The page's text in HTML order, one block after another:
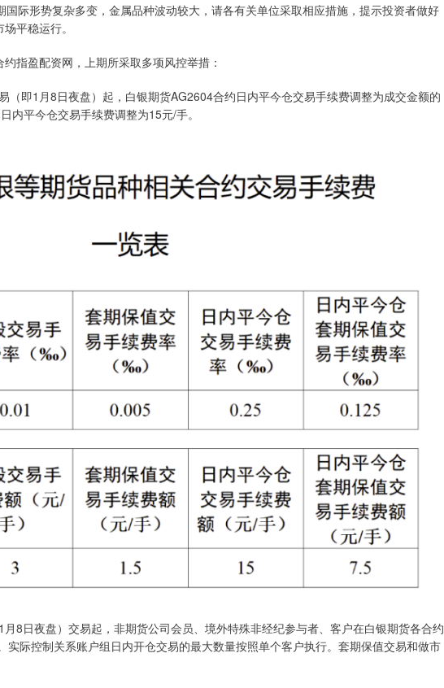
际形势复杂多变，金属品种波动较大，请各有关单位采取相应措施，提示投资者做好
平稳运行。
指盈配资网，上期所采取多项风控举措：
（即1月8日夜盘）起，白银期货AG2604合约日内平今仓交易手续费调整为成交金额的
内平今仓交易手续费调整为15元/手。
8日夜盘）交易起，非期货公司会员、境外特殊非经纪参与者、客户在白银期货各合约
实际控制关系账户组日内开仓交易的最大数量按照单个客户执行。套期保值交易和做市